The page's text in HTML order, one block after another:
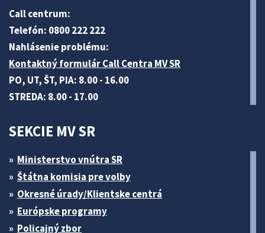
Call centrum:
Telefón: 0800 222 222
Nahlásenie problému:
Kontaktný formulár Call Centra MV SR
PO, UT, ŠT, PIA: 8.00 - 16.00
STREDA: 8.00 - 17.00
SEKCIE MV SR
Ministerstvo vnútra SR
Štátna komisia pre volby
Okresné úrady/Klientske centrá
Európske programy
Policajný zbor